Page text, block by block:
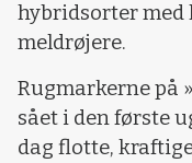
hybridsorter med
meldrøjere.
Rugmarkerne på
sået i den første
dag flotte,